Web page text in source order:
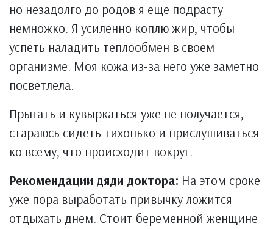
но незадолго до родов я еще подрасту
немножко. Я усиленно коплю жир, чтобы
успеть наладить теплообмен в своем
организме. Моя кожа из-за него уже заметно
посветлела.
Прыгать и кувыркаться уже не получается,
стараюсь сидеть тихонько и прислушиваться
ко всему, что происходит вокруг.
Рекомендации дяди доктора: На этом сроке
уже пора выработать привычку ложится
отдыхать днем. Стоит беременной женщине